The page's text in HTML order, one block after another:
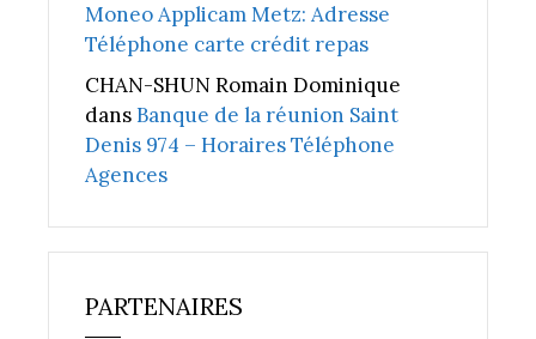
Moneo Applicam Metz: Adresse
Téléphone carte crédit repas
CHAN-SHUN Romain Dominique
dansBanque de la réunion Saint
Denis 974 – Horaires Téléphone
Agences
PARTENAIRES